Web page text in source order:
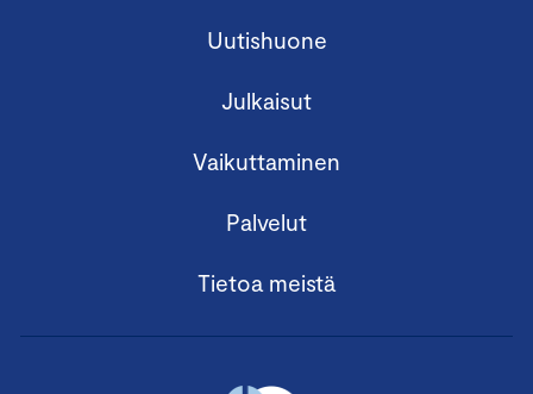
Uutishuone
Julkaisut
Vaikuttaminen
Palvelut
Tietoa meistä